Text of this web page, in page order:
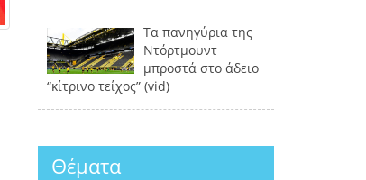
Τα πανηγύρια της
Ντόρτμουντ
μπροστά στο άδειο
“κίτρινο τείχος” (vid)
Θέματα